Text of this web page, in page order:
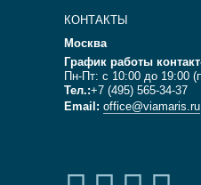
КОНТАКТЫ
Москва
График работы
Пн-Пт: с 10:00 до 19:00
Тел.:+7 (495) 565-34-37
Email: office@viamaris.ru